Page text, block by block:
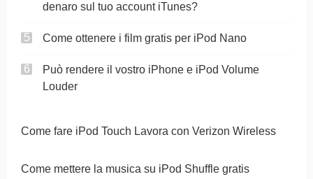
denaro sul tuo account iTunes?
Come ottenere i film gratis per iPod Nano
Può rendere il vostro iPhone e iPod Volume
Louder
Come fare iPod Touch Lavora con Verizon Wireless
Come mettere la musica su iPod Shuffle gratis